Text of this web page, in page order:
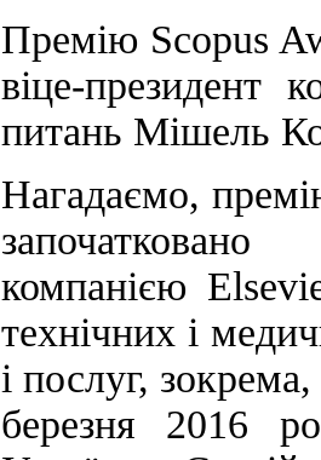
Премію Scopus
віце-президент
питань Мішель
Нагадаємо,
компанією
технічних і
і послуг,
березня 2016